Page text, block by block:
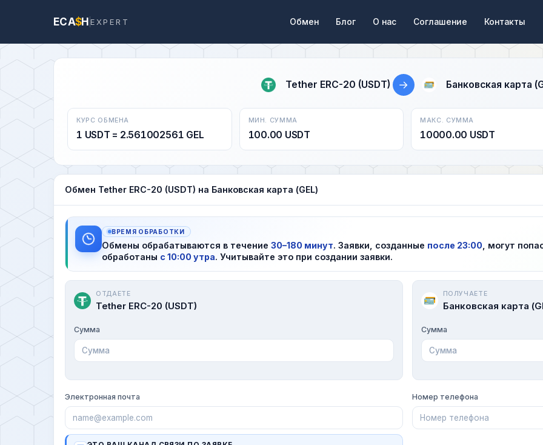
ECA$HEXPERT Обмен Блог О нас Соглашение Контакты
Tether ERC-20 (USDT) → Банковская карта
КУРС ОБМЕНА
1 USDT = 2.561002561 GEL
МИН. СУММА
100.00 USDT
МАКС. СУММА
10000.00 USDT
Обмен Tether ERC-20 (USDT) на Банковская карта (GEL)
ВРЕМЯ ОБРАБОТКИ
Обмены обрабатываются в течение 30–180 минут. Заявки, созданные после 23:00 , могут
обработаны с 10:00 утра. Учитывайте это при создании заявки.
ОТДАЕТЕ
Tether ERC-20 (USDT)
Сумма
ПОЛУЧАЕТЕ
Банковская карта
Сумма
Электронная почта Номер телефона